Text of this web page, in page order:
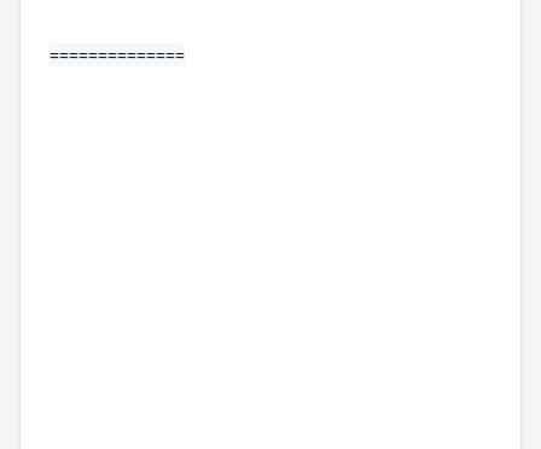
==============